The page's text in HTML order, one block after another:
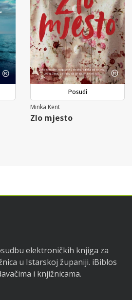
Posudi
Minka Kent
Zlo mjesto
elektroničkih knjiga za
u Istarskoj županiji. iBiblos
i knjižnicama.